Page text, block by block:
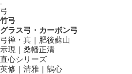
弓
竹弓
グラス弓・カーボン弓
弓禅・真｜肥後蘇山
示現｜桑幡正清
直心シリーズ
英修｜清雅｜鵠心